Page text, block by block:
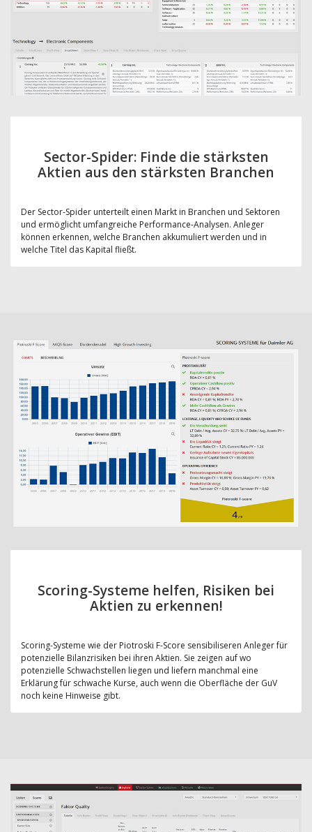
Sector-Spider: Finde die stärksten
Aktien aus den stärksten Branchen
Der Sector-Spider unterteilt einen Markt in Branchen und Sektoren
und ermöglicht umfangreiche Performance-Analysen. Anleger
können erkennen, welche Branchen akkumuliert werden und in
welche Titel das Kapital fließt.
Scoring-Systeme helfen, Risiken bei
Aktien zu erkennen!
Scoring-Systeme wie der Piotroski F-Score sensibiliseren Anleger für
potenzielle Bilanzrisiken bei ihren Aktien. Sie zeigen auf wo
potenzielle Schwachstellen liegen und liefern manchmal eine
Erklärung für schwache Kurse, auch wenn die Oberfläche der GuV
noch keine Hinweise gibt.